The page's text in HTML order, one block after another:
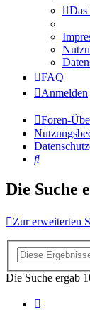
Das
FAQ
Anmelden
Foren-
Suche
Die Suche
Zur erweiterten
Die Suche ergab